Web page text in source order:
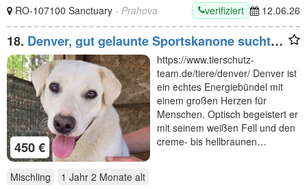
RO-107100 Sanctuary - Prahova verifiziert 12.06.26
18. Denver, gut gelaunte Sportskanone sucht
sportliche Menschen, um die Welt zu
entdecken, 1J, 50cm
450 €
https://www.tierschutz-
team.de/tiere/denver/ Denver ist
ein echtes Energiebündel mit
einem großen Herzen für
Menschen. Optisch begeistert er
mit seinem weißen Fell und den
creme- bis hellbraunen…
Mischling 1 Jahr 2 Monate alt